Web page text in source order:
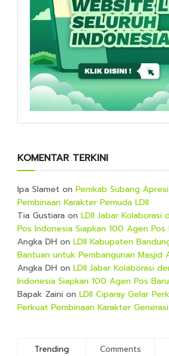
KOMENTAR TERKINI
Ipa Slamet on Pemkab Subang
Pembinaan Karakter Pemuda LDII
Tia Gustiara on LDII Jabar Kolaborasi
Pos Indonesia Siapkan 100 Agen Pos
Angka DH on LDII Kabupaten
Bantuan untuk Pembangunan Masjid
Angka DH on LDII Jabar Kolaborasi
Indonesia Siapkan 100 Agen Pos Baru
Bapak Zaini on LDII Ciparay Gelar
Perkuat Pembinaan Karakter
Trending Comments